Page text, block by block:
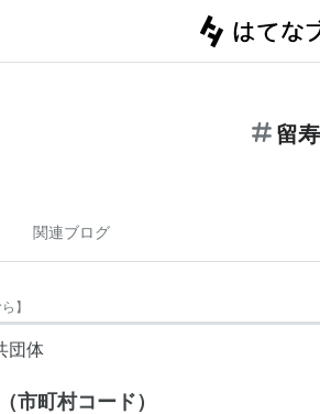
留
関連ブログ
】
団体
（市町村コード）